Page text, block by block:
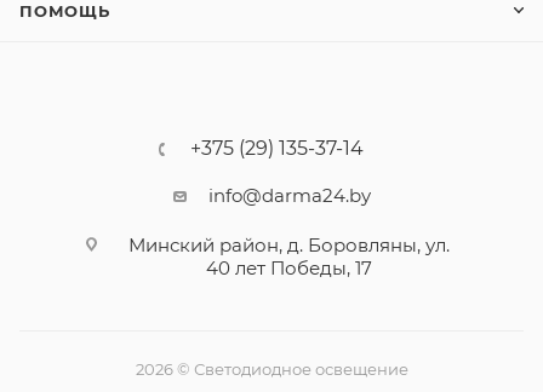
ПОМОЩЬ
+375 (29) 135-37-14
info@darma24.by
Минский район, д. Боровляны, ул.
40 лет Победы, 17
2026 © Светодиодное освещение